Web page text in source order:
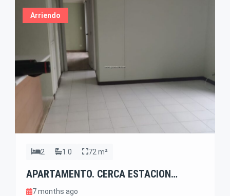
Arriendo
2 1.0 72 m²
APARTAMENTO. CERCA ESTACION
AGUACATALA
7 months ago